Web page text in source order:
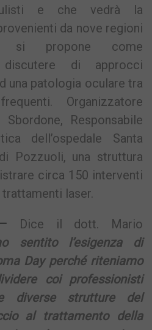
e che vedrà la
da nove regioni
si propone come
discutere di approcci
una patologia oculare tra
Organizzatore
Responsabile
dell’ospedale Santa
Pozzuoli, una struttura
circa 150 interventi
laser.
Dice il dott. Mario
sentito l’esigenza di
Day perché riteniamo
coi professionisti
diverse strutture del
al trattamento della